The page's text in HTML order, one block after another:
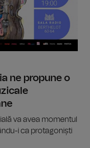
ne propune o
va avea momentul
i ca protagoniști